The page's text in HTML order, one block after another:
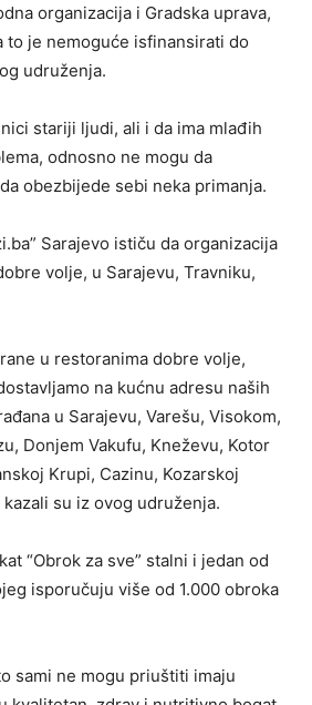
organizacija i Gradska uprava,
to je nemoguće isfinansirati do
udruženja.
stariji ljudi, ali i da ima mlađih
odnosno ne mogu da
obezbijede sebi neka primanja.
Sarajevo ističu da organizacija
volje, u Sarajevu, Travniku,
u restoranima dobre volje,
na kućnu adresu naših
u Sarajevu, Varešu, Visokom,
Donjem Vakufu, Kneževu, Kotor
Krupi, Cazinu, Kozarskoj
su iz ovog udruženja.
“Obrok za sve” stalni i jedan od
isporučuju više od 1.000 obroka
sami ne mogu priuštiti imaju